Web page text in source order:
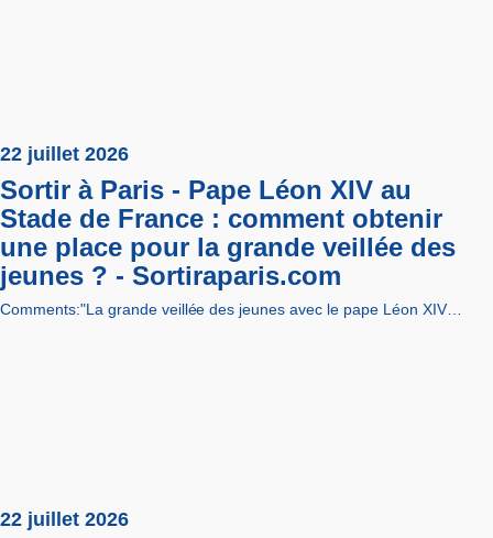
22 juillet 2026
Sortir à Paris - Pape Léon XIV au
Stade de France : comment obtenir
une place pour la grande veillée des
jeunes ? - Sortiraparis.com
Comments:"La grande veillée des jeunes avec le pape Léon XIV…
22 juillet 2026